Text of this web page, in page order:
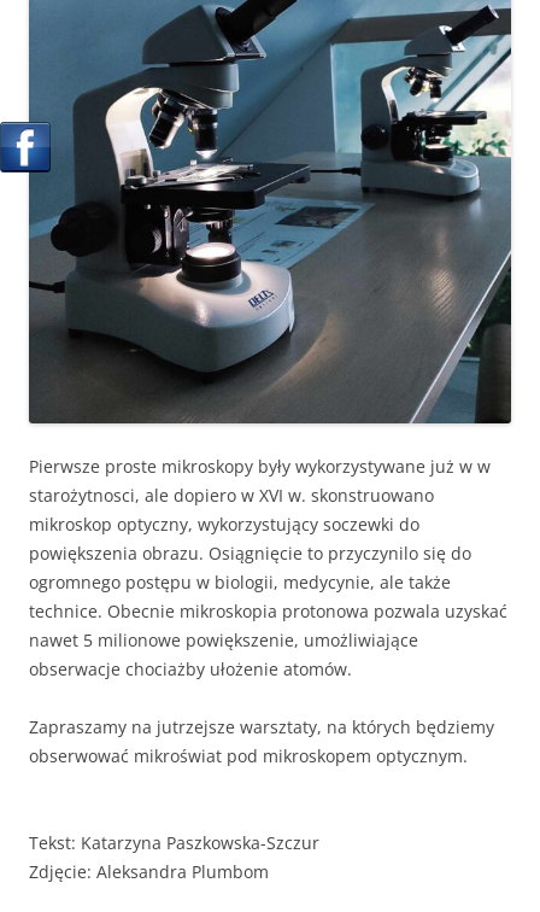
Pierwsze proste mikroskopy były wykorzystywane już w w
starożytnosci, ale dopiero w XVI w. skonstruowano
mikroskop optyczny, wykorzystujący soczewki do
powiększenia obrazu. Osiągnięcie to przyczynilo się do
ogromnego postępu w biologii, medycynie, ale także
technice. Obecnie mikroskopia protonowa pozwala uzyskać
nawet 5 milionowe powiększenie, umożliwiające
obserwacje chociażby ułożenie atomów.
Zapraszamy na jutrzejsze warsztaty, na których będziemy
obserwować mikroświat pod mikroskopem optycznym.
Tekst: Katarzyna Paszkowska-Szczur
Zdjęcie: Aleksandra Plumbom